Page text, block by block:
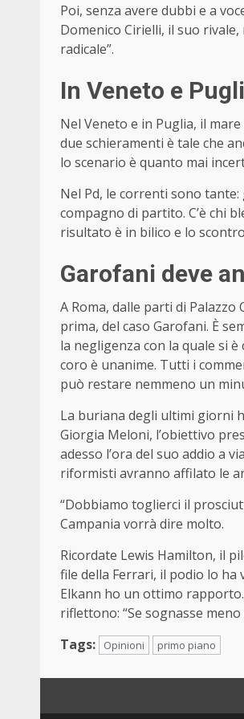
Poi, senza avere dubbi e a
Domenico Cirielli, il suo
radicale”.
In Veneto e
Nel Veneto e in Puglia, il
due schieramenti è tale che
lo scenario è quanto mai
Nel Pd, le correnti sono
compagno di partito. C’è chi
risultato è in bilico e lo
Garofani deve
A Roma, dalle parti di
prima, del caso Garofani. È
la negligenza con la quale si
coro è unanime. Tutti i
può restare nemmeno un
La buriana degli ultimi giorni
Giorgia Meloni, l’obiettivo
adesso l’ora del suo addio a
riformisti avranno affilato le
“Dobbiamo toglierci il
Campania vorrà dire molto.
Ricordate Lewis Hamilton, il
file della Ferrari, il podio lo ha
Elkann ho un ottimo
riflettono: “Se sognasse
Tags:
Opinioni primo piano